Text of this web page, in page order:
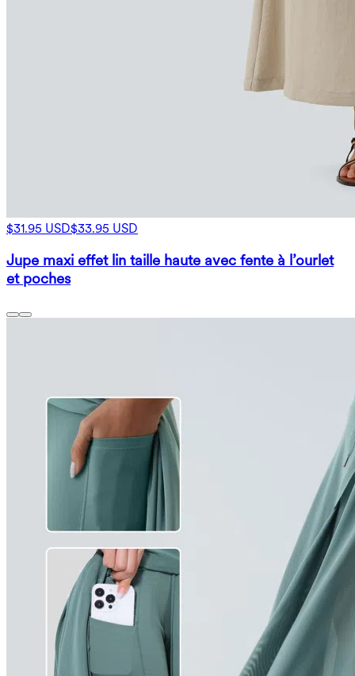
$31.95 USD$33.95 USD
Jupe maxi effet lin taille haute avec fente à l’ourlet
et poches